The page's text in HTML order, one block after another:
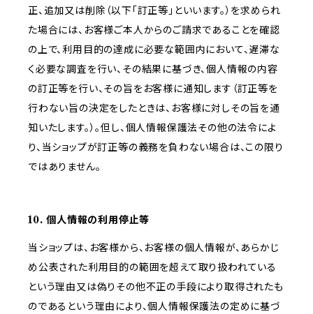
正、追加又は削除（以下「訂正等」といいます。）を求められ
た場合には、お客様ご本人からのご請求であることを確認
の上で、利用目的の達成に必要な範囲内において、遅滞な
く必要な調査を行い、その結果に基づき、個人情報の内容
の訂正等を行い、その旨をお客様に通知します（訂正等を
行わない旨の決定をしたときは、お客様に対しその旨を通
知いたします。）。但し、個人情報保護法その他の法令によ
り、当ショップが訂正等の義務を負わない場合は、この限り
ではありません。
10. 個人情報の利用停止等
当ショップは、お客様から、お客様の個人情報が、あらかじ
め公表された利用目的の範囲を超えて取り扱われている
という理由又は偽りその他不正の手段により取得されたも
のであるという理由により、個人情報保護法の定めに基づ